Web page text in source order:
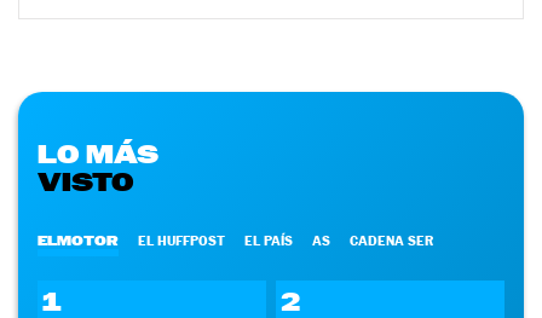
LO MÁS
VISTO
ELMOTOR EL HUFFPOST EL PAÍS AS CADENA SER
1 2